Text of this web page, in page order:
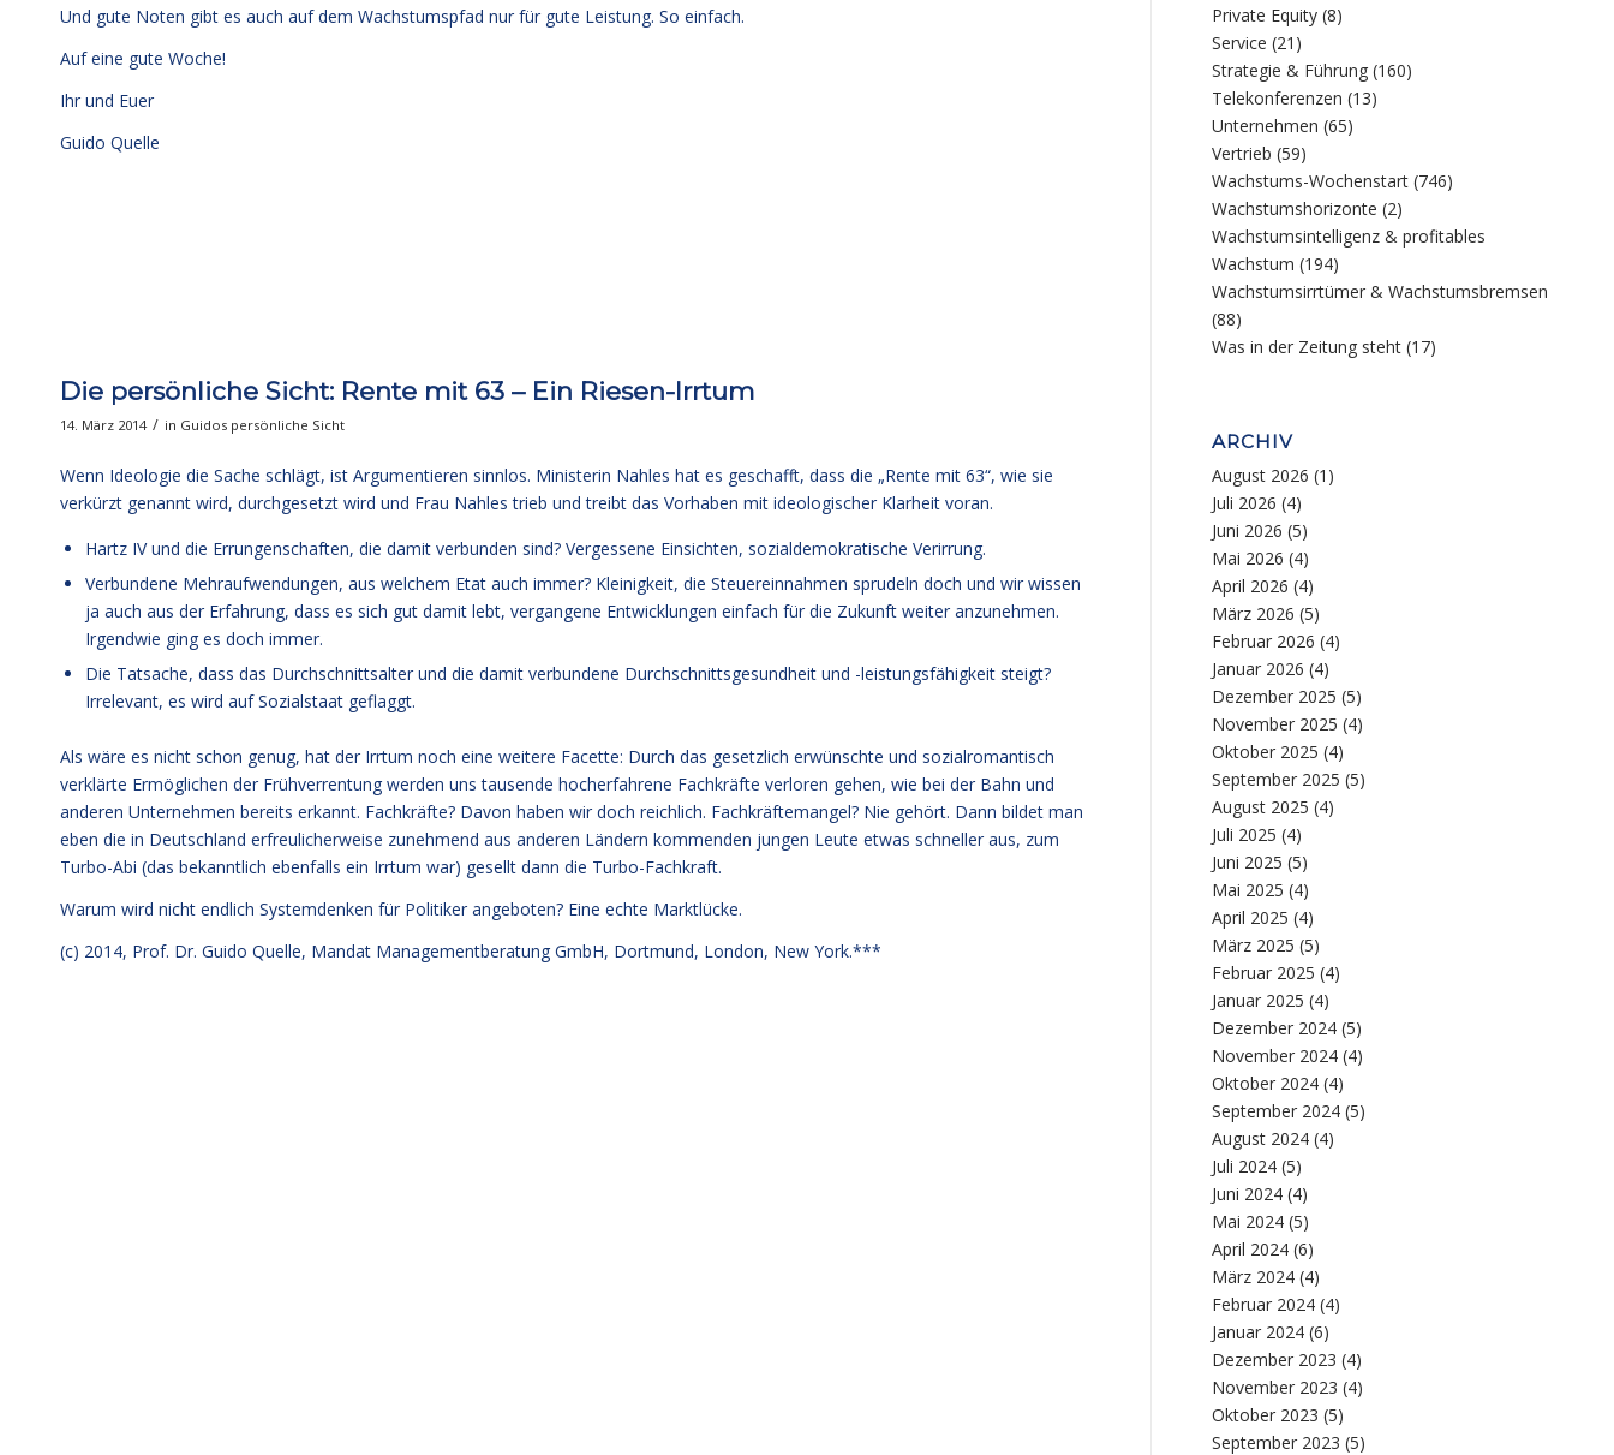
Und gute Noten gibt es auch auf dem Wachstumspfad nur für gute Leistung. So einfach.
Auf eine gute Woche!
Ihr und Euer
Guido Quelle
Die persönliche Sicht: Rente mit 63 – Ein Riesen-Irrtum
14. März 2014 / in Guidos persönliche Sicht
Wenn Ideologie die Sache schlägt, ist Argumentieren sinnlos. Ministerin Nahles hat es geschafft, dass die „Rente mit 63“, wie sie
verkürzt genannt wird, durchgesetzt wird und Frau Nahles trieb und treibt das Vorhaben mit ideologischer Klarheit voran.
Hartz IV und die Errungenschaften, die damit verbunden sind? Vergessene Einsichten, sozialdemokratische Verirrung.
Verbundene Mehraufwendungen, aus welchem Etat auch immer? Kleinigkeit, die Steuereinnahmen sprudeln doch und wir wissen
ja auch aus der Erfahrung, dass es sich gut damit lebt, vergangene Entwicklungen einfach für die Zukunft weiter anzunehmen.
Irgendwie ging es doch immer.
Die Tatsache, dass das Durchschnittsalter und die damit verbundene Durchschnittsgesundheit und -leistungsfähigkeit steigt?
Irrelevant, es wird auf Sozialstaat geflaggt.
Als wäre es nicht schon genug, hat der Irrtum noch eine weitere Facette: Durch das gesetzlich erwünschte und sozialromantisch
verklärte Ermöglichen der Frühverrentung werden uns tausende hocherfahrene Fachkräfte verloren gehen, wie bei der Bahn und
anderen Unternehmen bereits erkannt. Fachkräfte? Davon haben wir doch reichlich. Fachkräftemangel? Nie gehört. Dann bildet man
eben die in Deutschland erfreulicherweise zunehmend aus anderen Ländern kommenden jungen Leute etwas schneller aus, zum
Turbo-Abi (das bekanntlich ebenfalls ein Irrtum war) gesellt dann die Turbo-Fachkraft.
Warum wird nicht endlich Systemdenken für Politiker angeboten? Eine echte Marktlücke.
(c) 2014, Prof. Dr. Guido Quelle, Mandat Managementberatung GmbH, Dortmund, London, New York.***
Private Equity (8)
Service (21)
Strategie & Führung (160)
Telekonferenzen (13)
Unternehmen (65)
Vertrieb (59)
Wachstums-Wochenstart (746)
Wachstumshorizonte (2)
Wachstumsintelligenz & profitables
Wachstum (194)
Wachstumsirrtümer & Wachstumsbremsen
(88)
Was in der Zeitung steht (17)
ARCHIV
August 2026 (1)
Juli 2026 (4)
Juni 2026 (5)
Mai 2026 (4)
April 2026 (4)
März 2026 (5)
Februar 2026 (4)
Januar 2026 (4)
Dezember 2025 (5)
November 2025 (4)
Oktober 2025 (4)
September 2025 (5)
August 2025 (4)
Juli 2025 (4)
Juni 2025 (5)
Mai 2025 (4)
April 2025 (4)
März 2025 (5)
Februar 2025 (4)
Januar 2025 (4)
Dezember 2024 (5)
November 2024 (4)
Oktober 2024 (4)
September 2024 (5)
August 2024 (4)
Juli 2024 (5)
Juni 2024 (4)
Mai 2024 (5)
April 2024 (6)
März 2024 (4)
Februar 2024 (4)
Januar 2024 (6)
Dezember 2023 (4)
November 2023 (4)
Oktober 2023 (5)
September 2023 (5)